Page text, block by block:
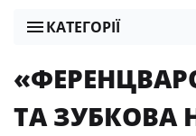
КАТЕГОРІЇ
ТА ЗУБКОВА